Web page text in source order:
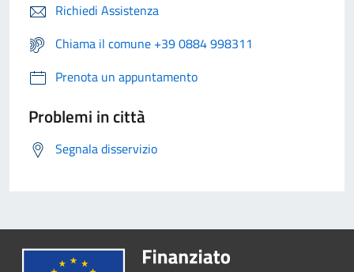
Richiedi Assistenza
Chiama il comune +39 0884 998311
Prenota un appuntamento
Problemi in città
Segnala disservizio